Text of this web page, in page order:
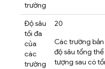
trường
Độ sâu
tối đa
của
các
trường
20
Các trường bản
độ sâu tổng
tượng sau có